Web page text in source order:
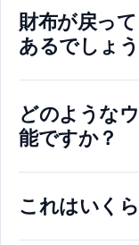
財布が戻っ
あるでしょ
どのような
能ですか？
これはいく